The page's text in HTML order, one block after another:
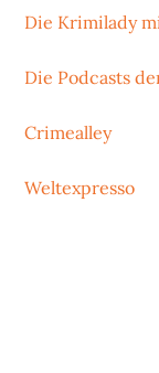
Die Krimilady
Die Podcasts
Crimealley
Weltexpresso